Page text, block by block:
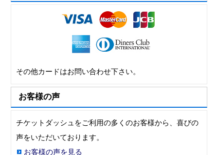
その他カードはお問い合わせ下さい。
お客様の声
チケットダッシュをご利用の多くのお客様から、喜びの
声をいただいております。
お客様の声を見る